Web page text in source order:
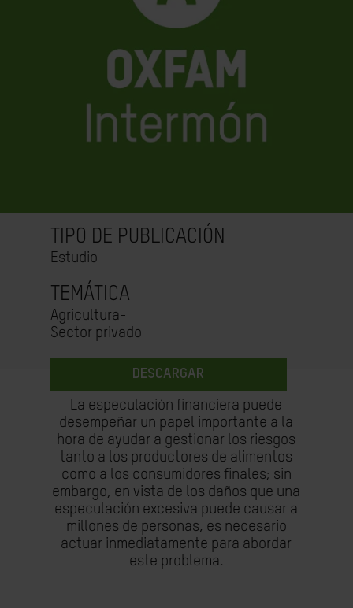
TIPO DE PUBLICACIÓN
Estudio
TEMÁTICA
Agricultura-
Sector privado
DESCARGAR
La especulación financiera puede
desempeñar un papel importante a la
hora de ayudar a gestionar los riesgos
tanto a los productores de alimentos
como a los consumidores finales; sin
embargo, en vista de los daños que una
especulación excesiva puede causar a
millones de personas, es necesario
actuar inmediatamente para abordar
este problema.